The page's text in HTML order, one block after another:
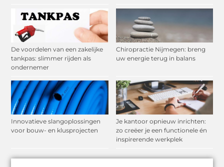
De voordelen van een zakelijke
tankpas: slimmer rijden als
ondernemer
Chiropractie Nijmegen: breng
uw energie terug in balans
Innovatieve slangoplossingen
voor bouw- en klusprojecten
Je kantoor opnieuw inrichten:
zo creëer je een functionele én
inspirerende werkplek